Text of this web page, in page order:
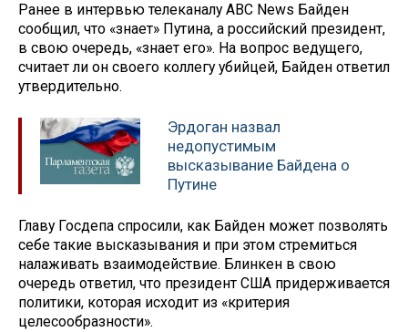
Ранее в интервью телеканалу ABC News Байден
сообщил, что «знает» Путина, а российский президент,
в свою очередь, «знает его». На вопрос ведущего,
считает ли он своего коллегу убийцей, Байден ответил
утвердительно.
Эрдоган назвал
недопустимым
высказывание Байдена о
Путине
Главу Госдепа спросили, как Байден может позволять
себе такие высказывания и при этом стремиться
налаживать взаимодействие. Блинкен в свою
очередь ответил, что президент США придерживается
политики, которая исходит из «критерия
целесообразности».